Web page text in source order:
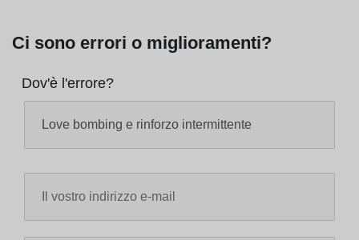
Ci sono errori o miglioramenti?
Dov'è l'errore?